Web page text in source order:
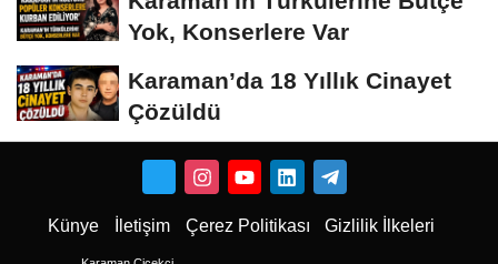
Yok, Konserlere Var
Karaman’da 18 Yıllık Cinayet
Çözüldü
Künye İletişim Çerez Politikası Gizlilik İlkeleri